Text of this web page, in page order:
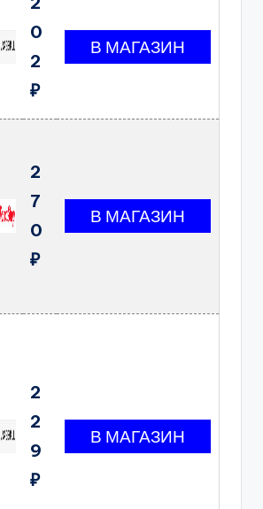
0
2
₽
2
7
0
₽
2
2
9
₽